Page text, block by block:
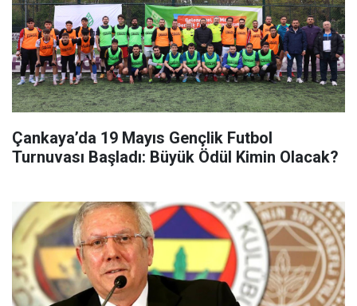
Çankaya’da 19 Mayıs Gençlik Futbol
Turnuvası Başladı: Büyük Ödül Kimin Olacak?